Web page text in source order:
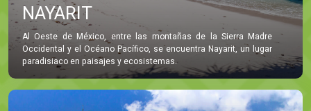
NAYARIT
Al Oeste de México, entre las montañas de la Sierra Madre
Occidental y el Océano Pacífico, se encuentra Nayarit, un lugar
paradisiaco en paisajes y ecosistemas.